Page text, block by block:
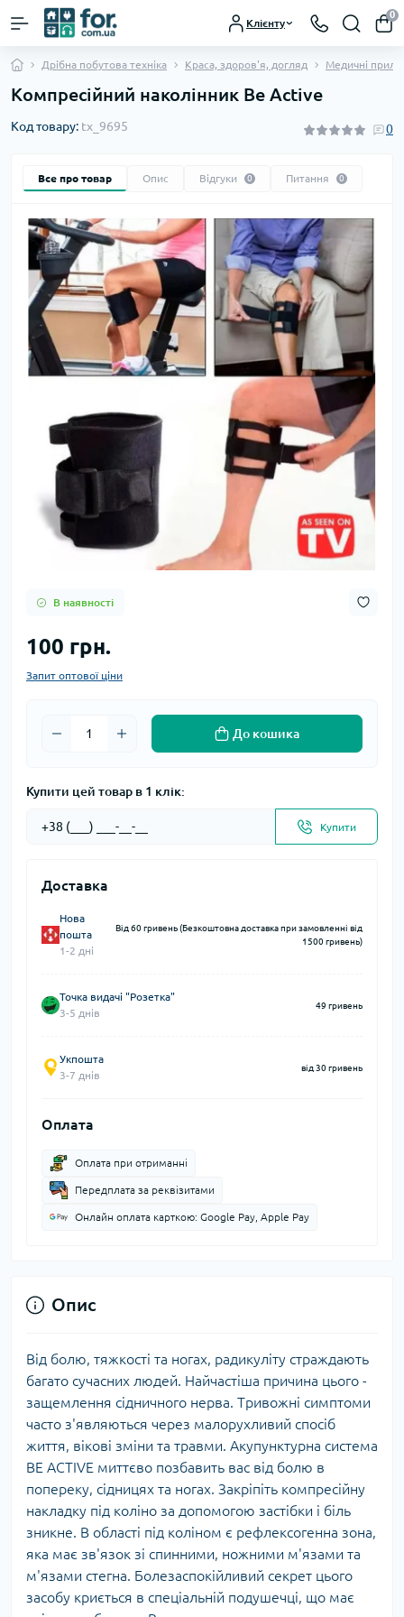
Клієнту
0
Дрібна побутова техніка Краса, здоров'я, догляд Медичні
Компресійний наколінник Be Active
Код товару: tx_9695 0
Все про товар Опис Відгуки 0 Питання 0
В наявності
100 грн.
Запит оптової ціни
До кошика
Купити цей товар в 1 клік:
Купити
Доставка
Нова
пошта
1-2 дні
Від 60 гривень (Безкоштовна доставка при замовленні від
1500 гривень)
Точка видачі "Розетка"
3-5 днів
49 гривень
Укпошта
3-7 днів
від 30 гривень
Оплата
Оплата при отриманні
Передплата за реквізитами
Онлайн оплата карткою: Google Pay, Apple Pay
Опис
Від болю, тяжкості та ногах, радикуліту страждають
багато сучасних людей. Найчастіша причина цього -
защемлення сідничного нерва. Тривожні симптоми
часто з'являються через малорухливий спосіб
життя, вікові зміни та травми. Акупунктурна система
BE ACTIVE миттєво позбавить вас від болю в
попереку, сідницях та ногах. Закріпіть компресійну
накладку під коліно за допомогою застібки і біль
зникне. В області під коліном є рефлексогенна зона,
яка має зв'язок зі спинними, ножними м'язами та
м'язами стегна. Болезаспокійливий секрет цього
засобу криється в спеціальній подушечці, що має